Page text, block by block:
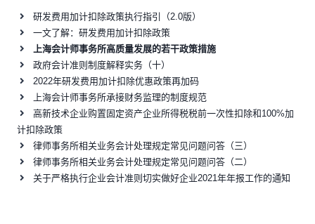
研发费用加计扣除政策执行指引（2.0版）
一文了解：研发费用加计扣除政策
上海会计师事务所高质量发展的若干政策措施
政府会计准则制度解释实务（十）
2022年研发费用加计扣除优惠政策再加码
上海会计师事务所承接财务监理的制度规范
高新技术企业购置固定资产企业所得税税前一次性扣除和100%加
计扣除政策
律师事务所相关业务会计处理规定常见问题问答（三）
律师事务所相关业务会计处理规定常见问题问答（二）
关于严格执行企业会计准则切实做好企业2021年年报工作的通知